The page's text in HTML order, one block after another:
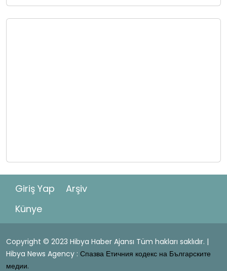
Giriş Yap
Arşiv
Künye
Copyright © 2023 Hibya Haber Ajansı Tüm hakları saklıdır. |
Hibya News Agency : Спазва Етичния кодекс на Българските
медии.